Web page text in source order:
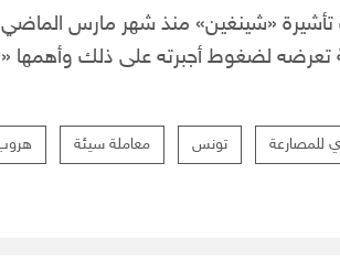
تأشيرة «شينغين» منذ شهر مارس
تعرضه لضغوط أجبرته على ذلك وأهمها
للمصارعة تونس معاملة سيئة